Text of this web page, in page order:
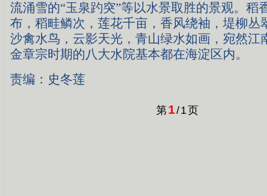
流涌雪的“玉泉趵突”等以水景取胜的景观。稻
布，稻畦鳞次，莲花千亩，香风绕袖，堤柳丛
沙禽水鸟，云影天光，青山绿水如画，宛然江
金章宗时期的八大水院基本都在海淀区内。
责编：史冬莲
第1/1页